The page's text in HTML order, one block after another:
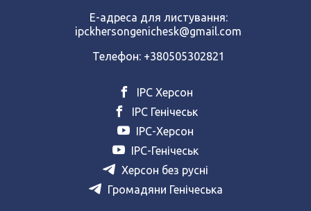
Е-адреса для листування:
ipckhersongenichesk@gmail.com
Телефон: +380505302821
ІРС Херсон
ІРС Генічеськ
ІРС-Херсон
ІРС-Генічеськ
Херсон без русні
Громадяни Генічеська